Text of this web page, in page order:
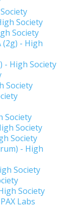
Society
Society
(2g) - High
- High Society
Society
Society
Society
Society
- High
Society
Society
Labs